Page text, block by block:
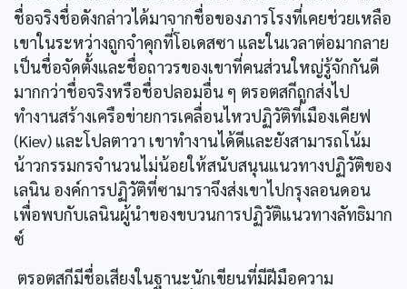
ชื่อจริงชื่อดังกล่าวได้มาจากชื่อของภารโรงที่เคยช่วยเหลือ
เขาในระหว่างถูกจำคุกที่โอเดสซา และในเวลาต่อมากลาย
เป็นชื่อจัดตั้งและชื่อถาวรของเขาที่คนส่วนใหญ่รู้จักกันดี
มากกว่าชื่อจริงหรือชื่อปลอมอื่น ๆ ตรอตสกีถูกส่งไป
ทำงานสร้างเครือข่ายการเคลื่อนไหวปฏิวัติที่เมืองเคียฟ
(Kiev) และโปลตาวา เขาทำงานได้ดีและยังสามารถโน้ม
น้าวกรรมกรจำนวนไม่น้อยให้สนับสนุนแนวทางปฏิวัติของ
เลนิน องค์การปฏิวัติที่ซามาราจึงส่งเขาไปกรุงลอนดอน
เพื่อพบกับเลนินผู้นำของขบวนการปฏิวัติแนวทางลัทธิมาก
ซ์
ตรอตสกีมีชื่อเสียงในฐานะนักเขียนที่มีฝีมือความ